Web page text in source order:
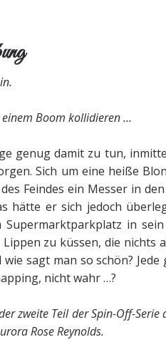
Boom kollidieren …
genug damit zu tun,
Sich um eine heiße
Feindes ein Messer in
hätte er sich jedoch
in
zu küssen, die nichts
wie sagt man so schön?
nicht wahr …?
zweite Teil der Spin-Off-
Rose Reynolds.